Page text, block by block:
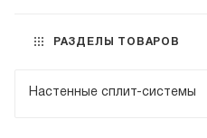
РАЗДЕЛЫ ТОВАРОВ
Настенные сплит-системы